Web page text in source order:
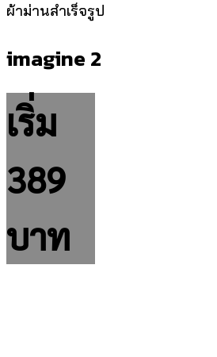
ผ้าม่านสำเร็จรูป
imagine 2
เริ่ม
389
บาท